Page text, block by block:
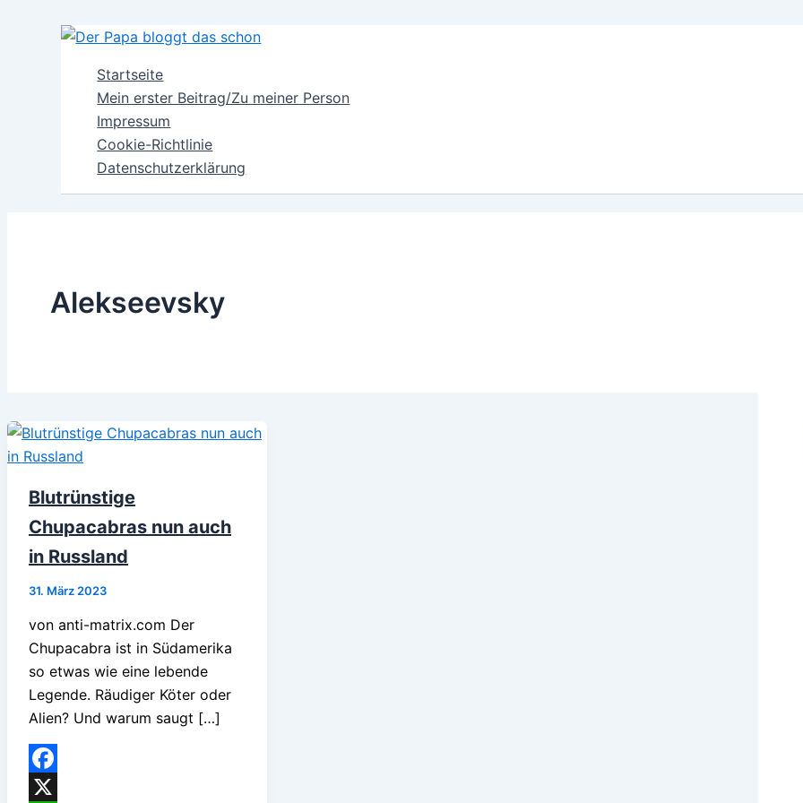
Startseite
Mein erster Beitrag/Zu meiner Person
Impressum
Cookie-Richtlinie
Datenschutzerklärung
Alekseevsky
Blutrünstige
Chupacabras nun auch
in Russland
31. März 2023
von anti-matrix.com Der
Chupacabra ist in Südamerika
so etwas wie eine lebende
Legende. Räudiger Köter oder
Alien? Und warum saugt […]
Facebook